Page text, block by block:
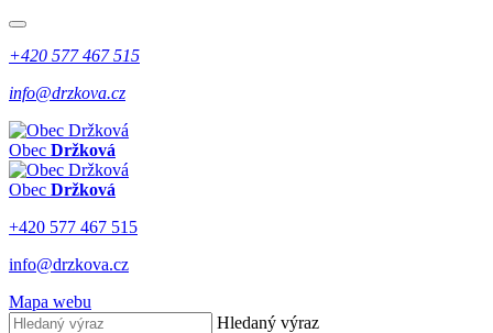
+420 577 467 515
info@drzkova.cz
Obec Držková
Obec Držková
+420 577 467 515
info@drzkova.cz
Mapa webu
Hledaný výraz